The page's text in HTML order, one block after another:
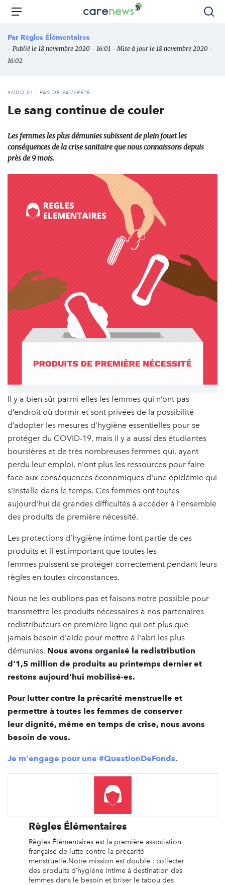
Aller
principal
Carenews,
des
Menu
Par Règles Élémentaires
- Publié le 18 novembre 2020 - 16:01 - Mise à jour le 18 novembre 2020 -
16:02
#ODD 01 : PAS DE PAUVRETÉ
Le sang continue de couler
Les femmes les plus démunies subissent de plein fouet les
conséquences de la crise sanitaire que nous connaissons depuis
près de 9 mois.
Il y a bien sûr parmi elles les femmes qui n’ont pas
d’endroit où dormir et sont privées de la possibilité
d’adopter les mesures d’hygiène essentielles pour se
protéger du COVID-19, mais il y a aussi des étudiantes
boursières et de très nombreuses femmes qui, ayant
perdu leur emploi, n'ont plus les ressources pour faire
face aux conséquences économiques d'une épidémie qui
s'installe dans le temps. Ces femmes ont toutes
aujourd'hui de grandes difficultés à accéder à l'ensemble
des produits de première nécessité.
Les protections d’hygiène intime font partie de ces
produits et il est important que toutes les
femmes puissent se protéger correctement pendant leurs
règles en toutes circonstances.
Nous ne les oublions pas et faisons notre possible pour
transmettre les produits nécessaires à nos partenaires
redistributeurs en première ligne qui ont plus que
jamais besoin d'aide pour mettre à l'abri les plus
démunies. Nous avons organisé la redistribution
d'1,5 million de produits au printemps dernier et
restons aujourd'hui mobilisé·es.
Pour lutter contre la précarité menstruelle et
permettre à toutes les femmes de conserver
leur dignité, même en temps de crise, nous avons
besoin de vous.
Je m'engage pour une #QuestionDeFonds.
Règles Élémentaires
Règles Élémentaires est la première association
française de lutte contre la précarité
menstruelle.Notre mission est double : collecter
des produits d’hygiène intime à destination des
femmes dans le besoin et briser le tabou des